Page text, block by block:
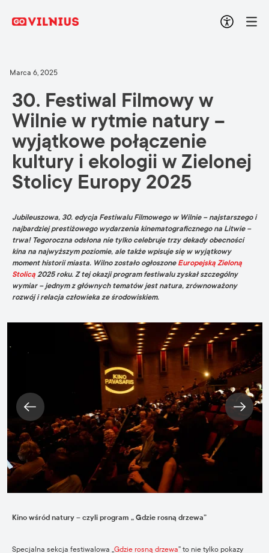
Marca 6, 2025
30. Festiwal Filmowy w
Wilnie w rytmie natury –
wyjątkowe połączenie
kultury i ekologii w Zielonej
Stolicy Europy 2025
Jubileuszowa, 30. edycja Festiwalu Filmowego w Wilnie – najstarszego i
najbardziej prestiżowego wydarzenia kinematograficznego na Litwie –
trwa! Tegoroczna odsłona nie tylko celebruje trzy dekady obecności
kina na najwyższym poziomie, ale także wpisuje się w wyjątkowy
moment historii miasta. Wilno zostało ogłoszoneEuropejską Zieloną
Stolicą 2025 roku. Z tej okazji program festiwalu zyskał szczególny
wymiar – jednym z głównych tematów jest natura, zrównoważony
rozwój i relacja człowieka ze środowiskiem.
Kino wśród natury – czyli program „ Gdzie rosną drzewa”
Specjalna sekcja festiwalowa „Gdzie rosną drzewa” to nie tylko pokazy